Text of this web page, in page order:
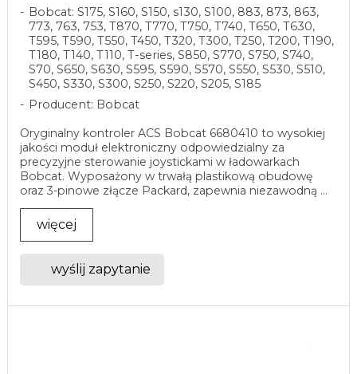
Bobcat: S175, S160, S150, s130, S100, 883, 873, 863,
773, 763, 753, T870, T770, T750, T740, T650, T630,
T595, T590, T550, T450, T320, T300, T250, T200, T190,
T180, T140, T110, T-series, S850, S770, S750, S740,
S70, S650, S630, S595, S590, S570, S550, S530, S510,
S450, S330, S300, S250, S220, S205, S185
Producent: Bobcat
Oryginalny kontroler ACS Bobcat 6680410 to wysokiej
jakości moduł elektroniczny odpowiedzialny za
precyzyjne sterowanie joystickami w ładowarkach
Bobcat. Wyposażony w trwałą plastikową obudowę
oraz 3-pinowe złącze Packard, zapewnia niezawodną ...
więcej
wyślij zapytanie